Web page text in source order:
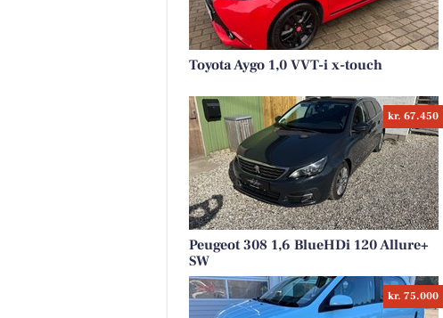
Toyota Aygo 1,0 VVT-i x-touch
kr. 67.450
Peugeot 308 1,6 BlueHDi 120 Allure+
SW
kr. 75.000